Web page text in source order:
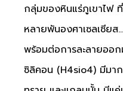
กลุ่มของหินแร่ภูเขาไฟ
หลายพันองศาเซลเซีย
พร้อมต่อการละลายออ
ซิลิคอน (H4sio4) มีม